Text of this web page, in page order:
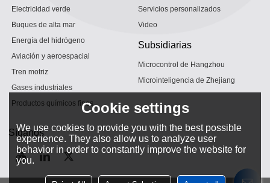
Electricidad verde
Buques de alta mar
Energía del hidrógeno
Aviación y aeroespacial
Tren motriz
Gases industriales
Productos químicos finos
Servicios personalizados
Video
Subsidiarias
Microcontrol de Hangzhou
Microinteligencia de Zhejiang
Síganos
Cookie settings
We use cookies to provide you with the best possible
experience. They also allow us to analyze user
behavior in order to constantly improve the website for
you.